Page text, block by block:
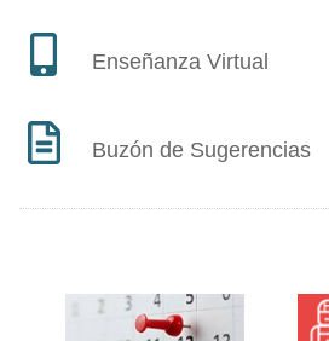
Enseñanza Virtual
Buzón de Sugerencias